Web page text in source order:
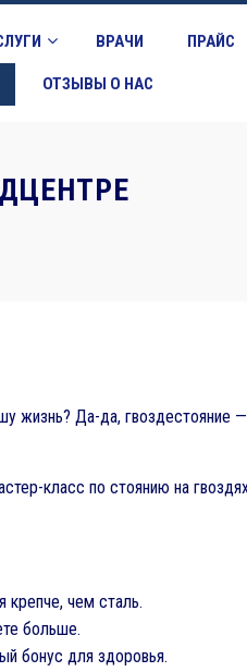
ВРАЧИ ПРАЙС
ОТЗЫВЫ О НАС
жизнь? Да-да, гвоздестояние
класс по стоянию на
крепче, чем сталь.
больше.
бонус для здоровья.